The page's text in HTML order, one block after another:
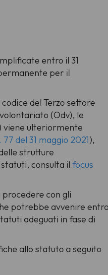
entro il 31
per il
del Terzo settore
(Odv), le
viene ulteriormente
77 del 31 maggio 2021),
strutture
consulta il focus
con gli
potrebbe avvenire entro
adeguati in fase di
allo statuto a seguito